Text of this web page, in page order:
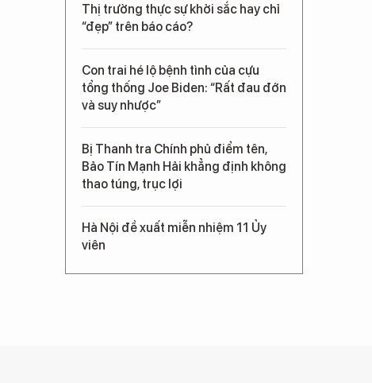
Thị trường thực sự khởi sắc hay chỉ
“đẹp” trên báo cáo?
Con trai hé lộ bệnh tình của cựu
tổng thống Joe Biden: “Rất đau đớn
và suy nhược”
Bị Thanh tra Chính phủ điểm tên,
Bảo Tín Mạnh Hải khẳng định không
thao túng, trục lợi
Hà Nội đề xuất miễn nhiệm 11 Ủy
viên